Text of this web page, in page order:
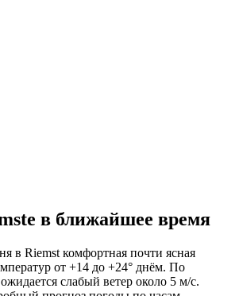
в ближайшее время
в Riemst комфортная почти ясная
от +14 до +24° днём. По
слабый ветер около 5 м/с.